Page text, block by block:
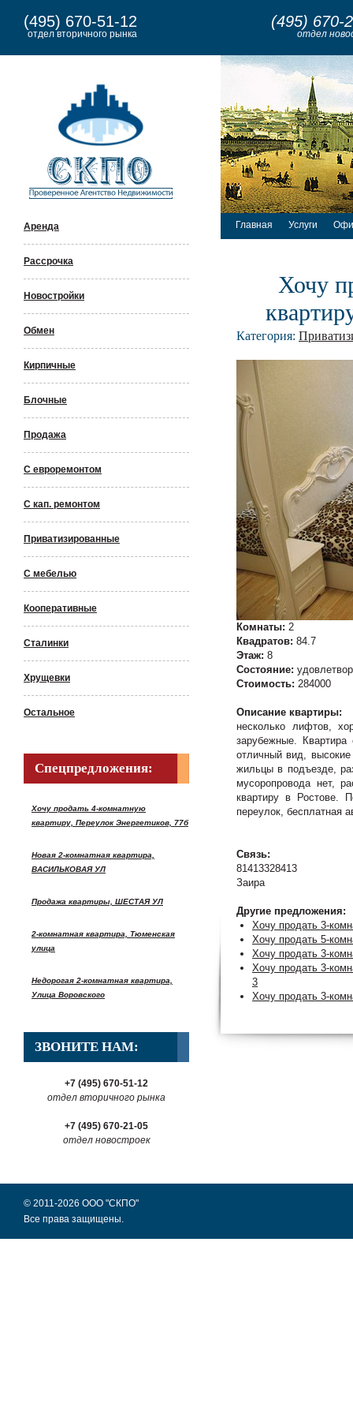
(495) 670-51-12
отдел вторичного рынка
(495) 670-
отдел
Аренда
Рассрочка
Новостройки
Обмен
Кирпичные
Блочные
Продажа
С евроремонтом
С кап. ремонтом
Приватизированные
С мебелью
Кооперативные
Сталинки
Хрущевки
Остальное
Спецпредложения:
Хочу продать 4-комнатную
квартиру, Переулок Энергетиков, 77б
Новая 2-комнатная квартира,
ВАСИЛЬКОВАЯ УЛ
Продажа квартиры, ШЕСТАЯ УЛ
2-комнатная квартира, Тюменская
улица
Недорогая 2-комнатная квартира,
Улица Воровского
ЗВОНИТЕ НАМ:
+7 (495) 670-51-12
отдел вторичного рынка
+7 (495) 670-21-05
отдел новостроек
Главная Услуги
Хочу
Категория:
Комнаты: 2
Квадратов: 84.7
Этаж: 8
Состояние:
Стоимость: 284000
Описание квартиры:
несколько лифтов,
зарубежные.
отличный вид,
жильцы в подъезде,
мусоропровода нет,
квартиру в Ростове.
переулок, бесплатная
Связь:
81413328413
Заира
Другие предложения:
Хочу продать 3-
Хочу продать 5-
Хочу продать 3-
Хочу продать 3-
3
Хочу продать 3-
© 2011-2026 ООО "СКПО"
Все права защищены.